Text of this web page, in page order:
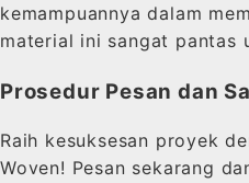
kemampuannya dalam
material ini sangat pantas
Prosedur Pesan dan
Raih kesuksesan proyek
Woven! Pesan sekarang